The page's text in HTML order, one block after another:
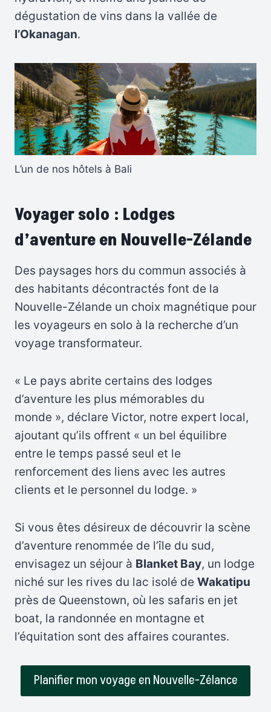
dégustation de vins dans la vallée de
l’Okanagan.
L’un de nos hôtels à Bali
Voyager solo : Lodges
d’aventure en Nouvelle-Zélande
Des paysages hors du commun associés à
des habitants décontractés font de la
Nouvelle-Zélande un choix magnétique pour
les voyageurs en solo à la recherche d’un
voyage transformateur.
« Le pays abrite certains des lodges
d’aventure les plus mémorables du
monde », déclare Victor, notre expert local,
ajoutant qu’ils offrent « un bel équilibre
entre le temps passé seul et le
renforcement des liens avec les autres
clients et le personnel du lodge. »
Si vous êtes désireux de découvrir la scène
d’aventure renommée de l’île du sud,
envisagez un séjour à Blanket Bay, un lodge
niché sur les rives du lac isolé de Wakatipu
près de Queenstown, où les safaris en jet
boat, la randonnée en montagne et
l’équitation sont des affaires courantes.
Planifier mon voyage en Nouvelle-Zélance